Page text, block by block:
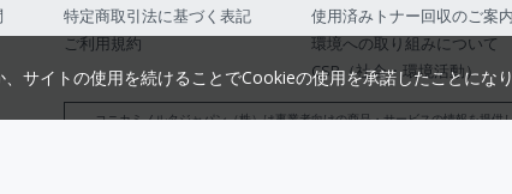
特定商取引法に基づく表記
ご利用規約
使用済みトナー回収のご案内
環境への取り組みについて
CSR（社会・環境活動）
コニカミノルタジャパン（株）は事業者向けの商品・サービスの情報を提供
サイトの使用を続けることでCookieの使用を承諾したことになり